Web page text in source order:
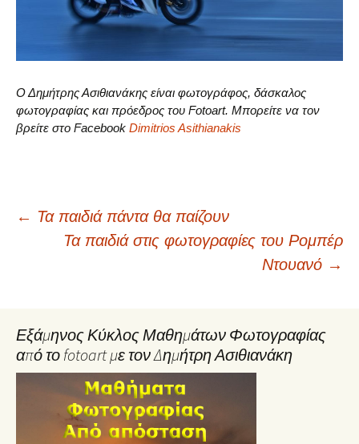
Ο Δημήτρης Ασιθιανάκης είναι φωτογράφος, δάσκαλος
φωτογραφίας και πρόεδρος του Fotoart. Μπορείτε να τον
βρείτε στο Facebook Dimitrios Asithianakis
Post
← Τα παιδιά πάντα θα παίζουν
Τα παιδιά στις φωτογραφίες του Ρομπέρ
Ντουανό →
Εξάμηνος Κύκλος Μαθημάτων Φωτογραφίας
από το fotoart με τον Δημήτρη Ασιθιανάκη